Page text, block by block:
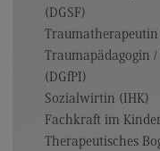
(DGSF)
Traumatherapeutin
Traumapädagogin
(DGfPI)
Sozialwirtin (IHK)
Fachkraft im
Therapeutisches